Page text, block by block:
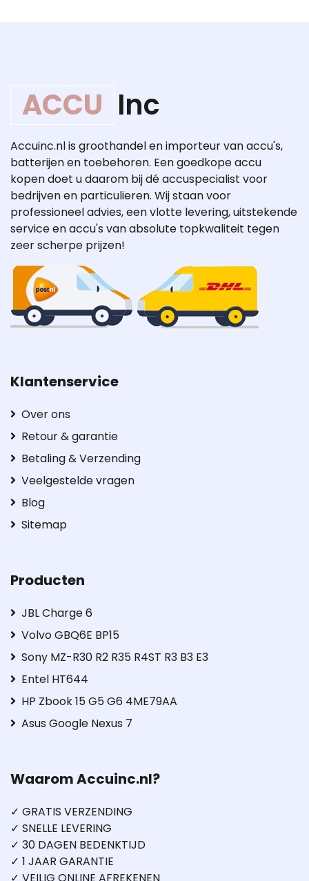
ACCU Inc
Accuinc.nl is groothandel en importeur van accu's,
batterijen en toebehoren. Een goedkope accu
kopen doet u daarom bij dé accuspecialist voor
bedrijven en particulieren. Wij staan voor
professioneel advies, een vlotte levering, uitstekende
service en accu's van absolute topkwaliteit tegen
zeer scherpe prijzen!
Klantenservice
Over ons
Retour & garantie
Betaling & Verzending
Veelgestelde vragen
Blog
Sitemap
Producten
JBL Charge 6
Volvo GBQ6E BP15
Sony MZ-R30 R2 R35 R4ST R3 B3 E3
Entel HT644
HP Zbook 15 G5 G6 4ME79AA
Asus Google Nexus 7
Waarom Accuinc.nl?
✓ GRATIS VERZENDING
✓ SNELLE LEVERING
✓ 30 DAGEN BEDENKTIJD
✓ 1 JAAR GARANTIE